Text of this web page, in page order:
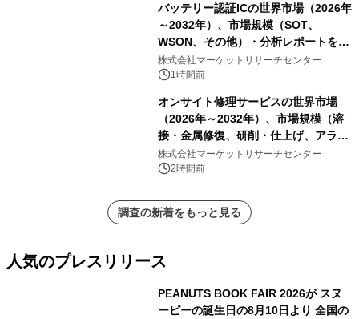
バッテリー認証ICの世界市場（2026年
～2032年）、市場規模（SOT、
WSON、その他）・分析レポートを発
表
株式会社マーケットリサーチセンター
1時間前
オンサイト修理サービスの世界市場
（2026年～2032年）、市場規模（溶
接・金属修復、研削・仕上げ、アライ
メント、その他）・分析レポートを発
表
株式会社マーケットリサーチセンター
2時間前
調査の新着をもっと見る
人気のプレスリリース
PEANUTS BOOK FAIR 2026が スヌ
ーピーの誕生日の8月10日より 全国の